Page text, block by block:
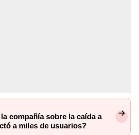
compañía sobre la caída a
a miles de usuarios?